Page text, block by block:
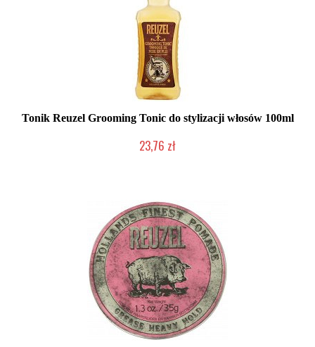
Tonik Reuzel Grooming Tonic do stylizacji włosów 100ml
23,76 zł